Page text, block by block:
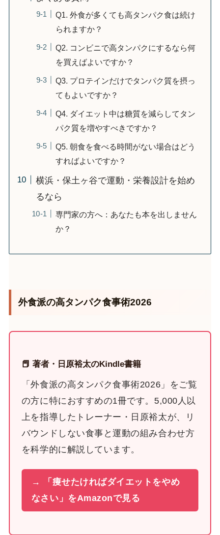
Q1. 外食が多くても高タンパク食は続け
られますか？
Q2. コンビニで高タンパクにするなら何
を買えばよいですか？
Q3. プロテインだけでタンパク質を摂っ
てもよいですか？
Q4. ダイエット中は糖質を減らしてタン
パク質を増やすべきですか？
Q5. 朝食を食べる時間がない場合はどう
すればよいですか？
横浜・保土ヶ谷で運動・栄養設計を始め
るなら
専門家の方へ：あなたも本を出しません
か？
外食派の高タンパク食事術2026
📕 著者・日原裕太のKindle書籍
「外食派の高タンパク食事術2026」をご覧
の方に特におすすめの1冊です。5,000人以
上を指導したトレーナー・日原裕太が、リ
バウンドしない食事と運動の組み合わせ方
を科学的に解説しています。
→ 「痩せたければダイエットをやめ
なさい」をAmazonで見る